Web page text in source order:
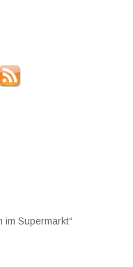
im Supermarkt“